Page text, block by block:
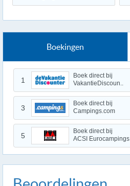
Boekingen
1
Boek direct bij
VakantieDiscoun..
3
Boek direct bij
Campings.com
5
Boek direct bij
ACSI Eurocampings